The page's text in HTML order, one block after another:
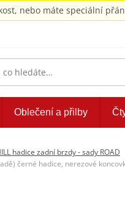
nebo máte speciální
Oblečení a přilby
hadice zadní brzdy - sady ROAD
černé hadice, nerezové